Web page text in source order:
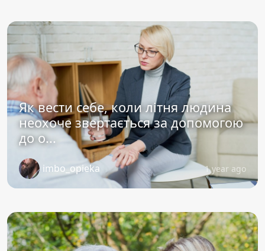
Як вести себе, коли літня людина
неохоче звертається за допомогою
до о...
imbo_opieka 1 year ago